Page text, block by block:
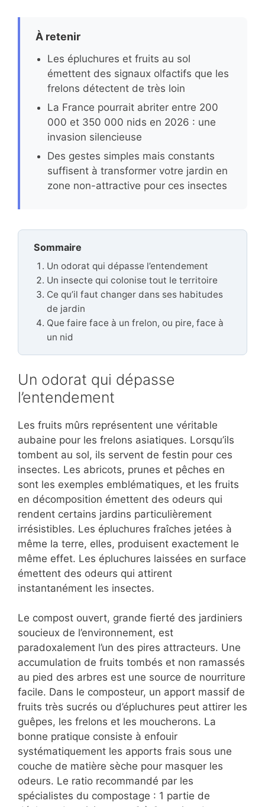
À retenir
Les épluchures et fruits au sol
émettent des signaux olfactifs que les
frelons détectent de très loin
La France pourrait abriter entre 200
000 et 350 000 nids en 2026 : une
invasion silencieuse
Des gestes simples mais constants
suffisent à transformer votre jardin en
zone non-attractive pour ces insectes
Sommaire
Un odorat qui dépasse l’entendement
Un insecte qui colonise tout le territoire
Ce qu’il faut changer dans ses habitudes
de jardin
Que faire face à un frelon, ou pire, face à
un nid
Un odorat qui dépasse
l’entendement
Les fruits mûrs représentent une véritable
aubaine pour les frelons asiatiques. Lorsqu’ils
tombent au sol, ils servent de festin pour ces
insectes. Les abricots, prunes et pêches en
sont les exemples emblématiques, et les fruits
en décomposition émettent des odeurs qui
rendent certains jardins particulièrement
irrésistibles. Les épluchures fraîches jetées à
même la terre, elles, produisent exactement le
même effet. Les épluchures laissées en surface
émettent des odeurs qui attirent
instantanément les insectes.
Le compost ouvert, grande fierté des jardiniers
soucieux de l’environnement, est
paradoxalement l’un des pires attracteurs. Une
accumulation de fruits tombés et non ramassés
au pied des arbres est une source de nourriture
facile. Dans le composteur, un apport massif de
fruits très sucrés ou d’épluchures peut attirer les
guêpes, les frelons et les moucherons. La
bonne pratique consiste à enfouir
systématiquement les apports frais sous une
couche de matière sèche pour masquer les
odeurs. Le ratio recommandé par les
spécialistes du compostage : 1 partie de